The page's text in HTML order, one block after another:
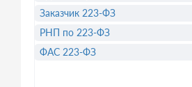
Заказчик 223-ФЗ
РНП по 223-ФЗ
ФАС 223-ФЗ